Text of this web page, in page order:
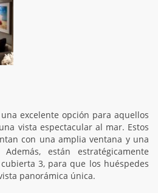
excelente opción para aquellos
vista espectacular al mar. Estos
con una amplia ventana y una
están estratégicamente
3, para que los huéspedes
panorámica única.